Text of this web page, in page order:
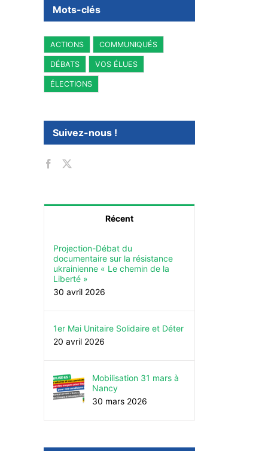
Mots-clés
ACTIONS COMMUNIQUÉS
DÉBATS VOS ÉLUES
ÉLECTIONS
Suivez-nous !
Récent
Projection-Débat du
documentaire sur la résistance
ukrainienne « Le chemin de la
Liberté »
30 avril 2026
1er Mai Unitaire Solidaire et Déter
20 avril 2026
Mobilisation 31 mars à
Nancy
30 mars 2026